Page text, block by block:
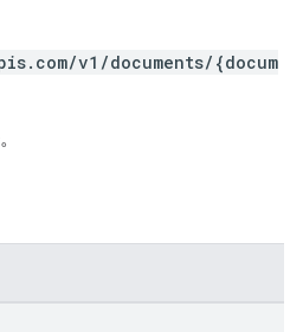
v1/documents/{docum